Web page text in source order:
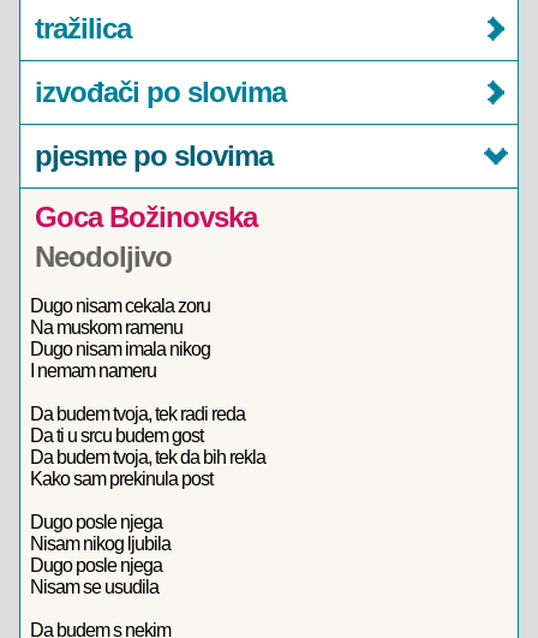
tražilica
izvođači po slovima
pjesme po slovima
Goca Božinovska
Neodoljivo
Dugo nisam cekala zoru
Na muskom ramenu
Dugo nisam imala nikog
I nemam nameru
Da budem tvoja, tek radi reda
Da ti u srcu budem gost
Da budem tvoja, tek da bih rekla
Kako sam prekinula post
Dugo posle njega
Nisam nikog ljubila
Dugo posle njega
Nisam se usudila
Da budem s nekim